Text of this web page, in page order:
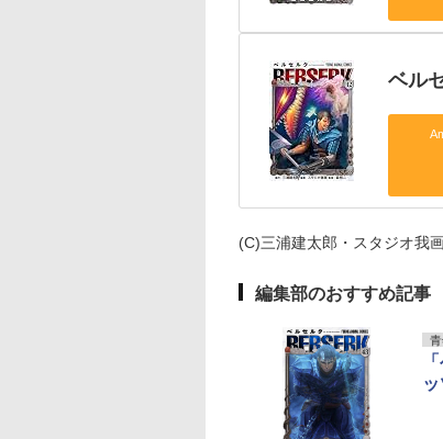
ベル
(C)三浦建太郎・スタジオ我
編集部のおすすめ記事